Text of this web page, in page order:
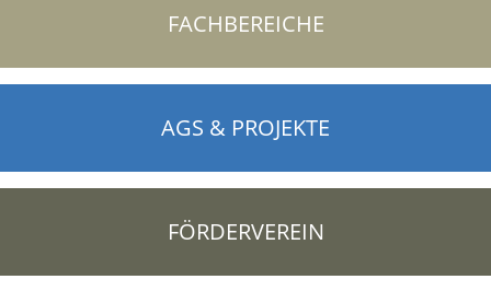
FACHBEREICHE
AGS & PROJEKTE
FÖRDERVEREIN